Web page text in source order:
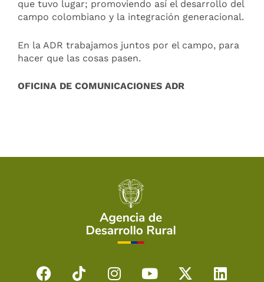
que tuvo lugar; promoviendo así el desarrollo del
campo colombiano y la integración generacional.
En la ADR trabajamos juntos por el campo, para
hacer que las cosas pasen.
OFICINA DE COMUNICACIONES ADR
F
T
I
Y
X
L